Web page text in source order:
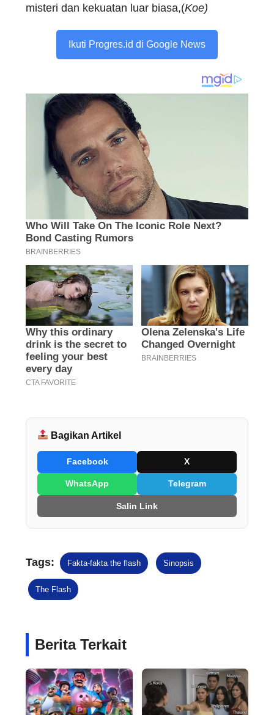
misteri dan kekuatan luar biasa,(Koe)
Ikuti Progres.id di Google News
Bagikan Artikel
Facebook X
WhatsApp Telegram
Salin Link
Tags: Fakta-fakta the flash Sinopsis
The Flash
Berita Terkait